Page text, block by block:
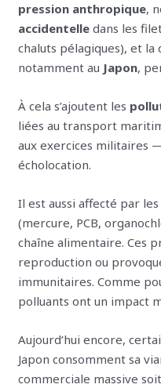
pression anthropique,
accidentelle dans les
chaluts pélagiques), et
notamment au Japon,
À cela s’ajoutent les
liées au transport
aux exercices militaires
écholocation.
Il est aussi affecté par les
(mercure, PCB,
chaîne alimentaire. Ces
reproduction ou
immunitaires. Comme
polluants ont un impact
Aujourd’hui encore,
Japon consomment sa
commerciale massive